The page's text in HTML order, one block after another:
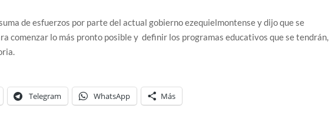
de esfuerzos por parte del actual gobierno ezequielmontense y dijo que se
comenzar lo más pronto posible y definir los programas educativos que se tendrán,
Telegram WhatsApp Más